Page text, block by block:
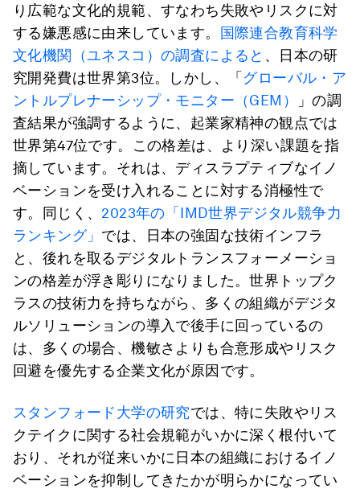
り広範な文化的規範、すなわち失敗やリスクに対
する嫌悪感に由来しています。
国際連合教育科学
文化機関（ユネスコ）の調査によると 、日本の研
究開発費は世界第3位。しかし、「 グローバル・ア
ントルプレナーシップ・モニター（GEM）
」の調
査結果が強調するように、起業家精神の観点では
世界第47位です。この格差は、より深い課題を指
摘しています。それは、ディスラプティブなイノ
ベーションを受け入れることに対する消極性で
す。同じく、 2023年の「IMD世界デジタル競争力
ランキング」 では、日本の強固な技術インフラ
と、後れを取るデジタルトランスフォーメーショ
ンの格差が浮き彫りになりました。世界トップク
ラスの技術力を持ちながら、多くの組織がデジタ
ルソリューションの導入で後手に回っているの
は、多くの場合、機敏さよりも合意形成やリスク
回避を優先する企業文化が原因です。
スタンフォード大学の研究では、特に失敗やリス
クテイクに関する社会規範がいかに深く根付いて
おり、それが従来いかに日本の組織におけるイノ
ベーションを抑制してきたかが明らかになってい